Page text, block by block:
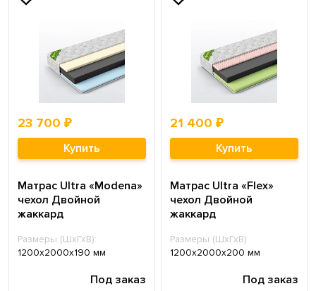
23 700 ₽
Купить
Матрас Ultra «Modena»
чехол Двойной
жаккард
Размеры (ШхГхВ):
1200х2000х190 мм
Под заказ
21 400 ₽
Купить
Матрас Ultra «Flex»
чехол Двойной
жаккард
Размеры (ШхГхВ):
1200х2000х200 мм
Под заказ